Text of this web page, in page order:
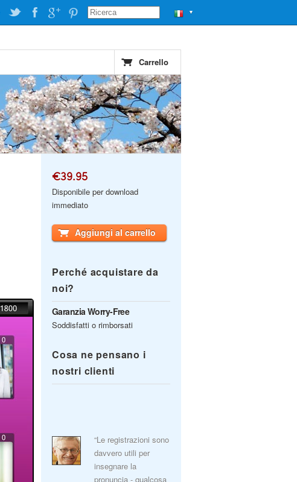
▼
Carrello
€39.95
Disponibile per download
immediato
Aggiungi al carrello
Perché acquistare da
noi?
Garanzia Worry-Free
Soddisfatti o rimborsati
Cosa ne pensano i
nostri clienti
“Le registrazioni sono
davvero utili per
insegnare la
pronuncia - qualcosa